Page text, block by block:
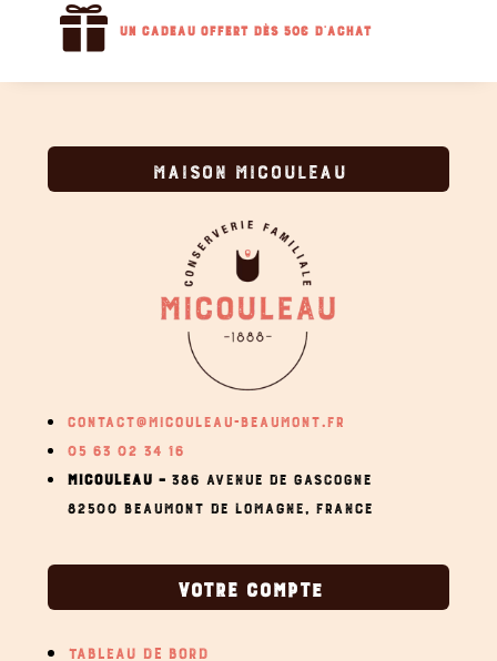
 Un cadeau offert dès 50€ d'achat
MAISON MICOULEAU
CONTACT@MICOULEAU-BEAUMONT.FR
05 63 02 34 16
MICOULEAU – 386 AVENUE DE GASCOGNE
82500 BEAUMONT DE LOMAGNE, FRANCE
VOTRE COMPTE
TABLEAU DE BORD